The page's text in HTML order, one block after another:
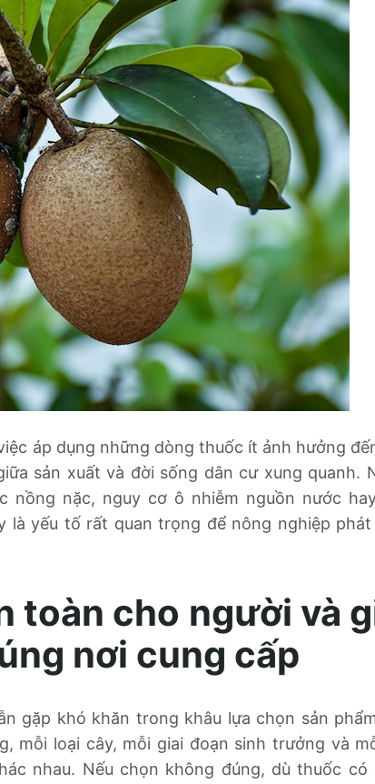
áp dụng những dòng thuốc ít ảnh hưởng
sản xuất và đời sống dân cư xung quanh.
nồng nặc, nguy cơ ô nhiễm nguồn nước
là yếu tố rất quan trọng để nông nghiệp
toàn cho người và
nơi cung cấp
gặp khó khăn trong khâu lựa chọn sản
mỗi loại cây, mỗi giai đoạn sinh trưởng và
nhau. Nếu chọn không đúng, dù thuốc có